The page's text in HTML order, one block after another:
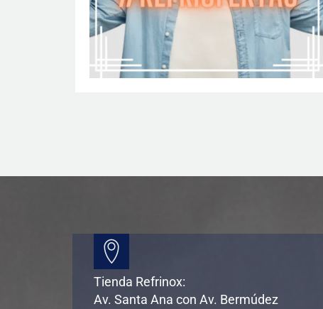
Tienda Refrinox:
Av. Santa Ana con Av. Bermúdez